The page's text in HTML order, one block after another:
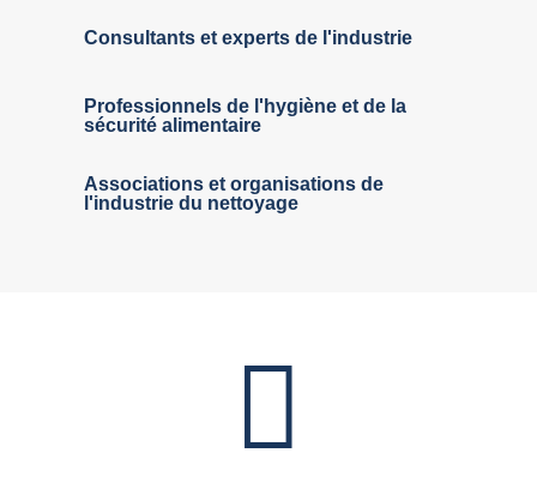
Consultants et experts de l'industrie
Professionnels de l'hygiène et de la
sécurité alimentaire
Associations et organisations de
l'industrie du nettoyage